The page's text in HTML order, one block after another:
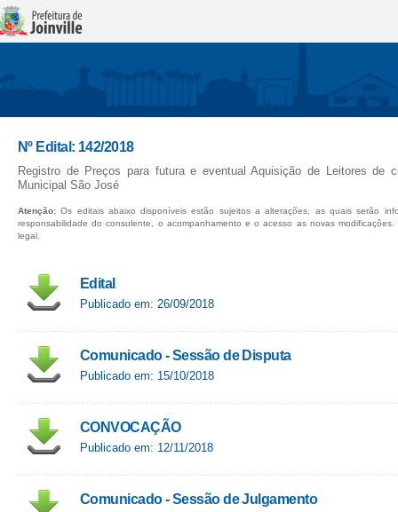
Nº Edital: 142/2018
Registro de Preços para futura e eventual Aquisição de Leitores de
Municipal São José
Atenção: Os editais abaixo disponíveis estão sujeitos a alterações, as quais serão
responsabilidade do consulente, o acompanhamento e o acesso as novas
legal.
Edital
Publicado em: 26/09/2018
Comunicado - Sessão de Disputa
Publicado em: 15/10/2018
CONVOCAÇÃO
Publicado em: 12/11/2018
Comunicado - Sessão de Julgamento